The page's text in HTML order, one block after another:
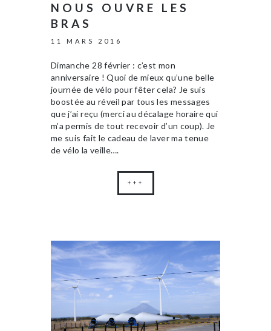
NOUS OUVRE LES
BRAS
11 MARS 2016
Dimanche 28 février : c’est mon
anniversaire ! Quoi de mieux qu’une belle
journée de vélo pour fêter cela? Je suis
boostée au réveil par tous les messages
que j’ai reçu (merci au décalage horaire qui
m’a permis de tout recevoir d’un coup). Je
me suis fait le cadeau de laver ma tenue
de vélo la veille….
+++